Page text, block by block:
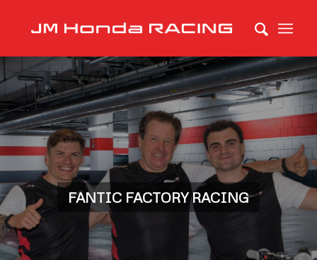
FANTIC FACTORY RACING